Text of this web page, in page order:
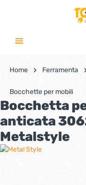
Home Ferramenta
Bocchette per mobili
Bocchetta
anticata
Metalstyle